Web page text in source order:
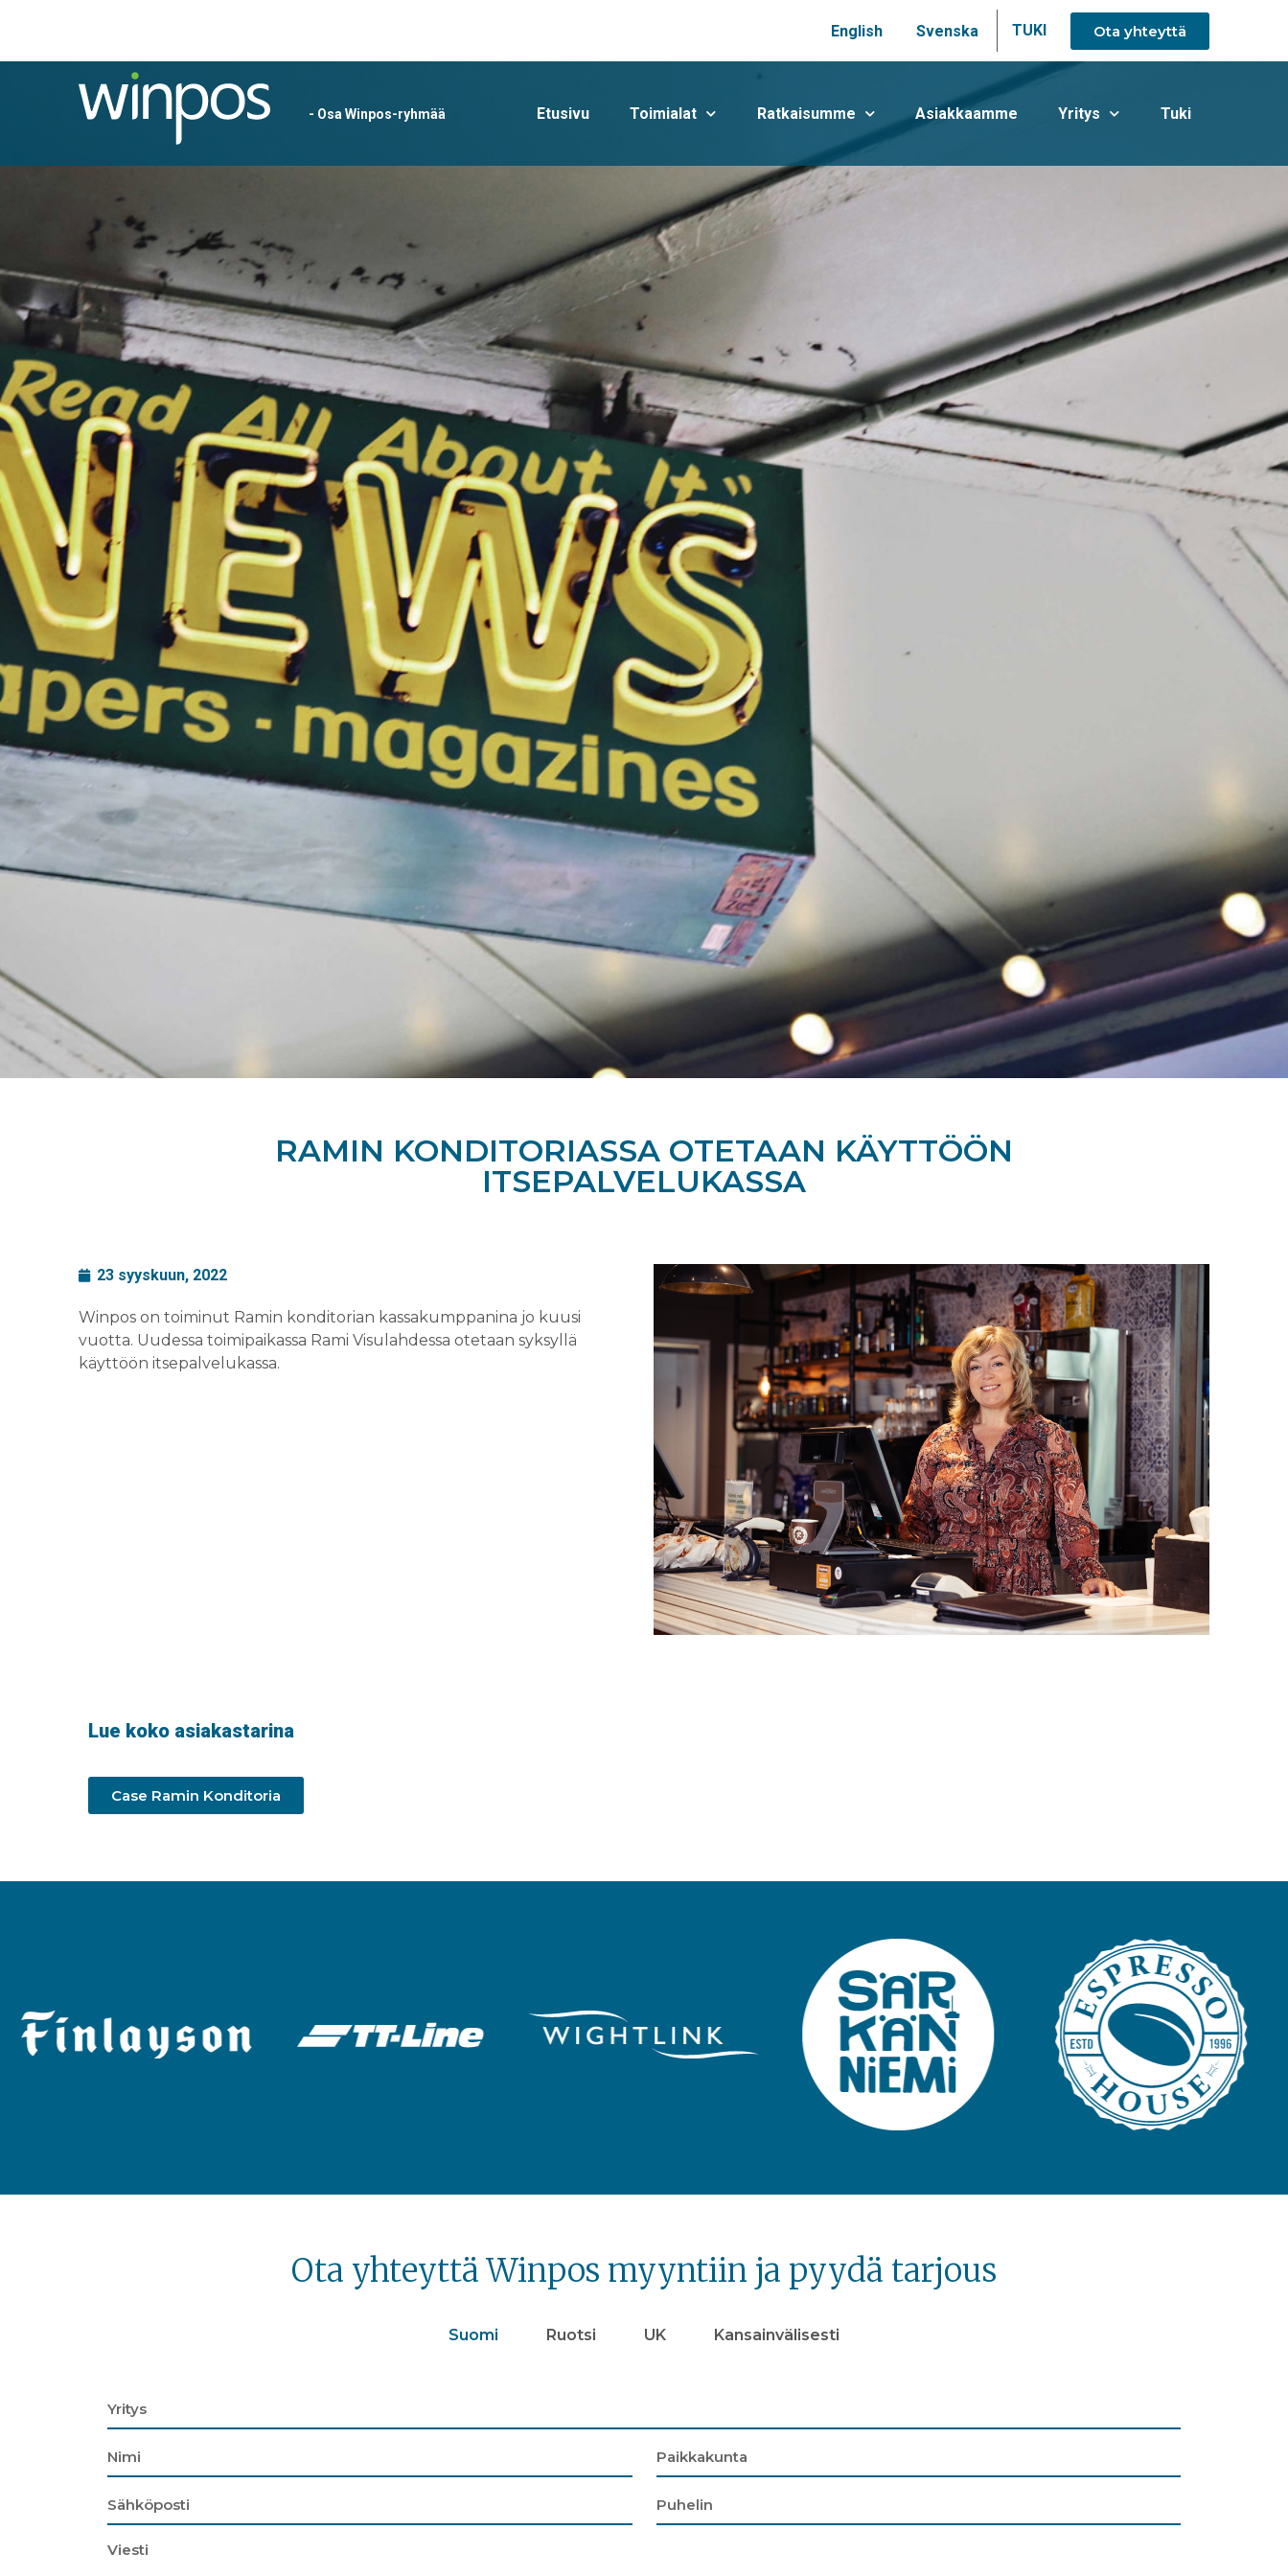
English Svenska TUKI Ota yhteyttä
- Osa Winpos-ryhmää Etusivu Toimialat Ratkaisumme Asiakkaamme Yritys Tuki
RAMIN KONDITORIASSA OTETAAN KÄYTTÖÖN
ITSEPALVELUKASSA
23 syyskuun, 2022
Winpos on toiminut Ramin konditorian kassakumppanina jo kuusi
vuotta. Uudessa toimipaikassa Rami Visulahdessa otetaan syksyllä
käyttöön itsepalvelukassa.
Lue koko asiakastarina
Case Ramin Konditoria
Ota yhteyttä Winpos myyntiin ja pyydä tarjous
Suomi Ruotsi UK Kansainvälisesti